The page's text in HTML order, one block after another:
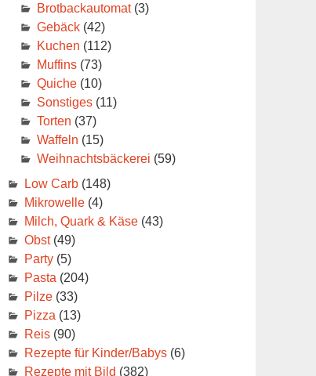
Brotbackautomat(3)
Gebäck(42)
Kuchen (112)
Muffins(73)
Quiche(10)
Sonstiges(11)
Torten (37)
Waffeln (15)
Weihnachtsbäckerei (59)
Low Carb(148)
Mikrowelle(4)
Milch, Quark & Käse(43)
Obst(49)
Party(5)
Pasta (204)
Pilze(33)
Pizza (13)
Reis(90)
Rezepte für Kinder/Babys(6)
Rezepte mit Bild (382)